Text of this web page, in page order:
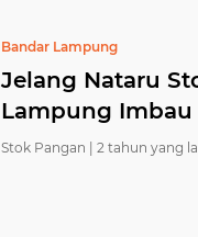
Bandar Lampung
Jelang Nataru
Lampung Imbau
Stok Pangan | 2 tahun yang